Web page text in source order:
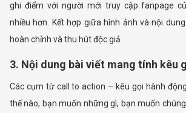
ghi điểm với người mới truy cập fanpage
nhiều hơn. Kết hợp giữa hình ảnh và nội
hoàn chỉnh và thu hút độc giả
3. Nội dung bài viết mang tính kêu
Các cụm từ call to action – kêu gọi hành
thế nào, bạn muốn những gì, bạn muốn